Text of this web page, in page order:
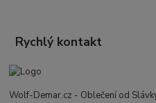
Rychlý kontakt
Wolf-Demar.cz - Oblečení od